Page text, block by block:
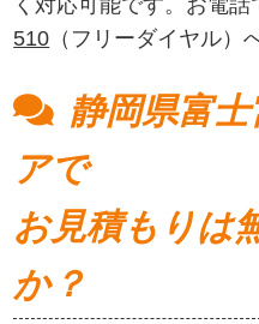
く対応可能です。お電
510 （フリーダイヤル）
静岡県富
アで
お見積もりは
か？